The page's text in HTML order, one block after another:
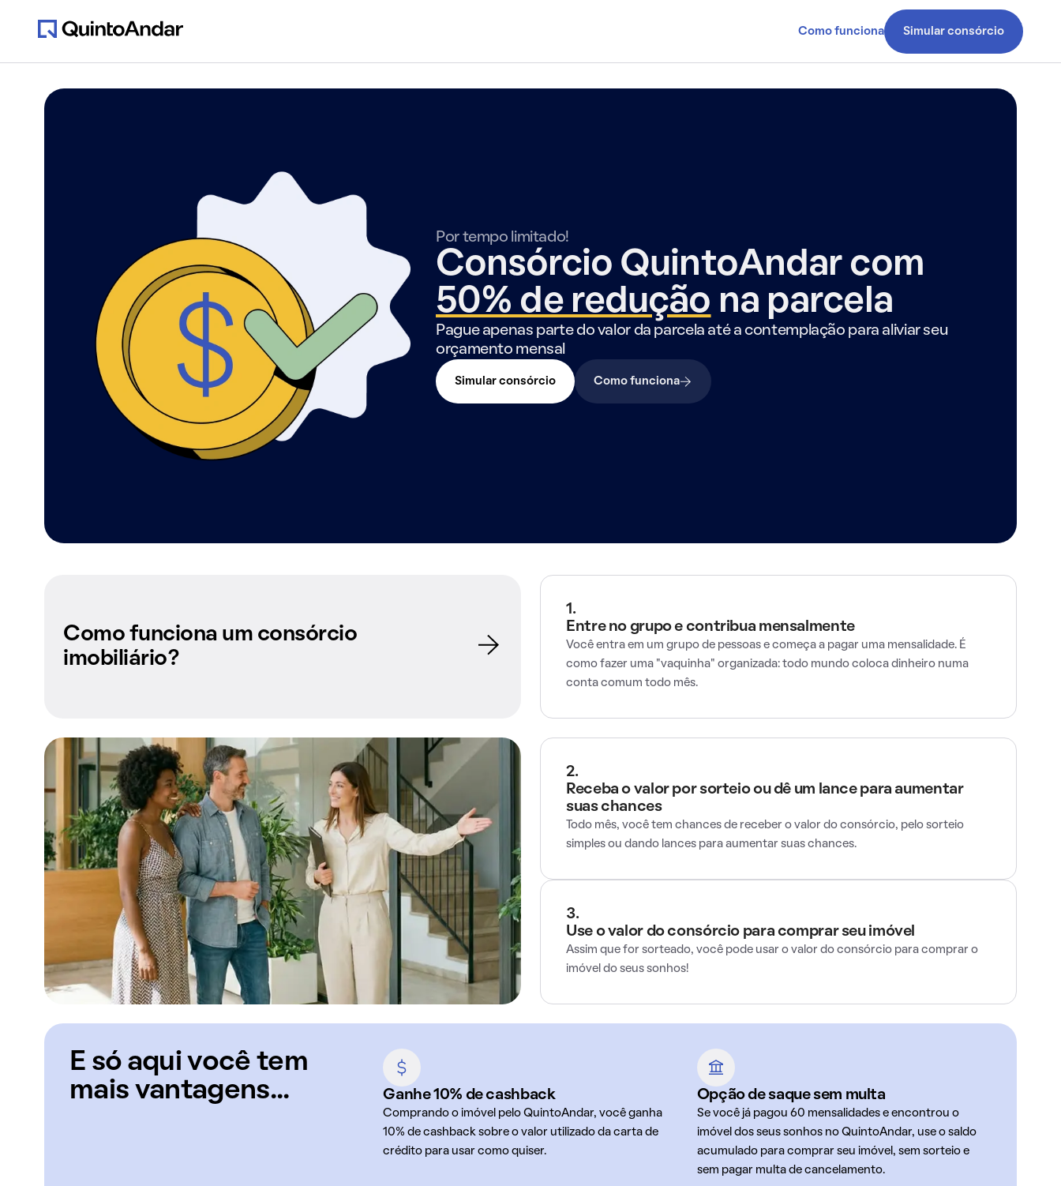
Como funciona Simular consórcio
Por tempo limitado!
Consórcio QuintoAndar com
50% de redução na parcela
Pague apenas parte do valor da parcela até a contemplação para aliviar seu
orçamento mensal
Simular consórcio Como funciona
Como funciona um consórcio
imobiliário?
1.
Entre no grupo e contribua mensalmente
Você entra em um grupo de pessoas e começa a pagar uma mensalidade. É
como fazer uma "vaquinha" organizada: todo mundo coloca dinheiro numa
conta comum todo mês.
2.
Receba o valor por sorteio ou dê um lance para aumentar
suas chances
Todo mês, você tem chances de receber o valor do consórcio, pelo sorteio
simples ou dando lances para aumentar suas chances.
3.
Use o valor do consórcio para comprar seu imóvel
Assim que for sorteado, você pode usar o valor do consórcio para comprar o
imóvel do seus sonhos!
E só aqui você tem
mais vantagens...
Ganhe 10% de cashback
Comprando o imóvel pelo QuintoAndar, você ganha
10% de cashback sobre o valor utilizado da carta de
crédito para usar como quiser.
Opção de saque sem multa
Se você já pagou 60 mensalidades e encontrou o
imóvel dos seus sonhos no QuintoAndar, use o saldo
acumulado para comprar seu imóvel, sem sorteio e
sem pagar multa de cancelamento.